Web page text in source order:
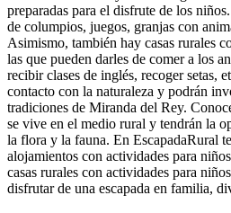
preparadas para el disfrute de los
de columpios, juegos, granjas con
Asimismo, también hay casas rurales
las que pueden darles de comer a los
recibir clases de inglés, recoger setas,
contacto con la naturaleza y podrán
tradiciones de Miranda del Rey.
se vive en el medio rural y tendrán la
la flora y la fauna. En EscapadaRural
alojamientos con actividades para
casas rurales con actividades para
disfrutar de una escapada en familia,